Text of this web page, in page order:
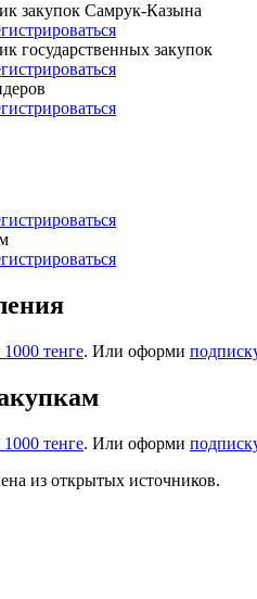
закупок Самрук-Казына
государственных закупок
1000 тенге. Или оформи
1000 тенге. Или оформи
из открытых источников.